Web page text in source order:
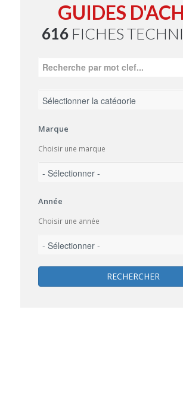
GUIDES
616 FICHES
Marque
Choisir une marque
Année
Choisir une année
RECHERCHER